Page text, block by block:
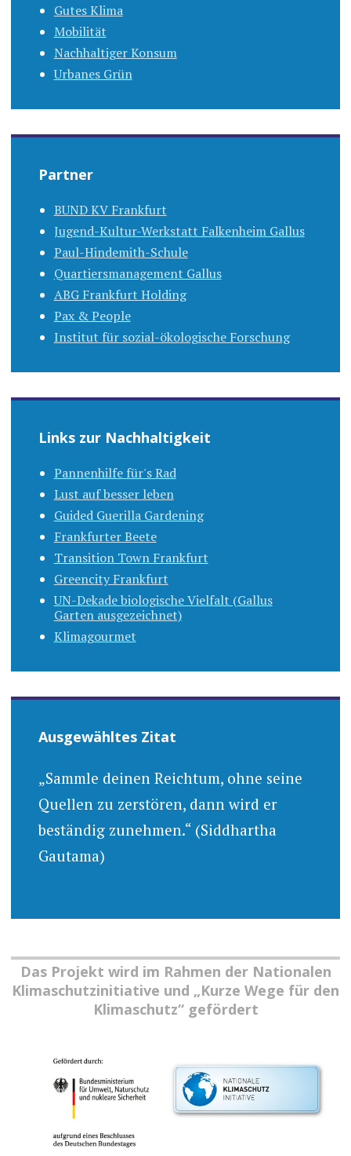
Gutes Klima
Mobilität
Nachhaltiger Konsum
Urbanes Grün
Partner
BUND KV Frankfurt
Jugend-Kultur-Werkstatt Falkenheim Gallus
Paul-Hindemith-Schule
Quartiersmanagement Gallus
ABG Frankfurt Holding
Pax & People
Institut für sozial-ökologische Forschung
Links zur Nachhaltigkeit
Pannenhilfe für's Rad
Lust auf besser leben
Guided Guerilla Gardening
Frankfurter Beete
Transition Town Frankfurt
Greencity Frankfurt
UN-Dekade biologische Vielfalt (Gallus
Garten ausgezeichnet)
Klimagourmet
Ausgewähltes Zitat
„Sammle deinen Reichtum, ohne seine
Quellen zu zerstören, dann wird er
beständig zunehmen.“ (Siddhartha
Gautama)
Das Projekt wird im Rahmen der Nationalen
Klimaschutzinitiative und „Kurze Wege für den
Klimaschutz“ gefördert